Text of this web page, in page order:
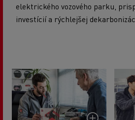
elektrického vozového parku,
investícií a rýchlejšej